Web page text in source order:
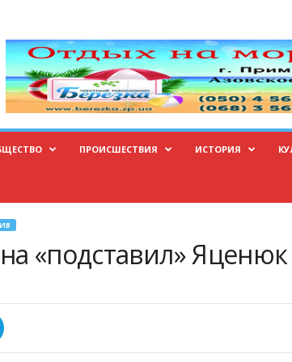
ПРОИСШЕСТВИЯ ИСТОРИЯ
«подставил» Яценюк